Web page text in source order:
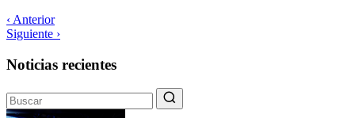
‹ Anterior
Siguiente ›
Noticias recientes